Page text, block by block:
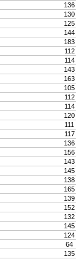
136
130
125
144
183
112
114
143
163
105
112
114
120
111
117
136
156
143
145
138
165
139
152
132
145
124
64
135